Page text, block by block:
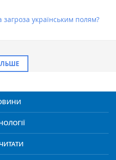
загроза українським полям?